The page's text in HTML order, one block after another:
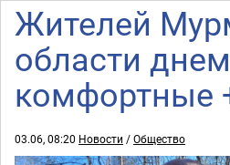
Жителей
области
комфортные
03.06, 08:20 Новости /Общество